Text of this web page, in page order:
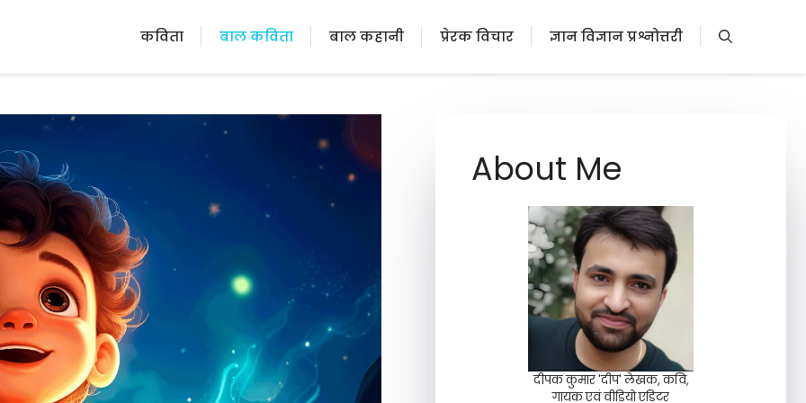
कविता बाल कविता बाल कहानी प्रेरक विचार ज्ञान विज्ञान प्रश्नोत्तरी
About Me
दीपक कुमार 'दीप' लेखक, कवि,
गायक एवं वीडियो एडिटर